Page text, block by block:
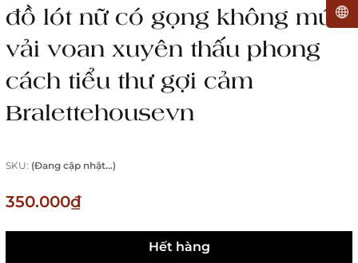
đồ lót nữ có gọng không mút
vải voan xuyên thấu phong
cách tiểu thư gợi cảm
Bralettehousevn
SKU: (Đang cập nhật...)
350.000₫
Hết hàng